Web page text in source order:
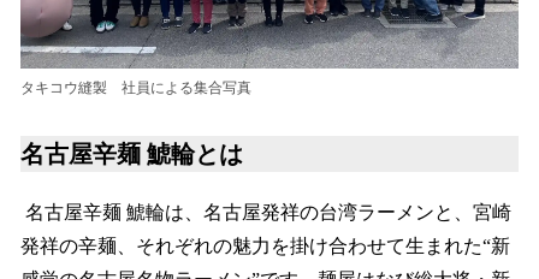
タキコウ縫製 社員による集合写真
名古屋辛麺 鯱輪とは
名古屋辛麺 鯱輪は、名古屋発祥の台湾ラーメンと、宮崎
発祥の辛麺、それぞれの魅力を掛け合わせて生まれた“新